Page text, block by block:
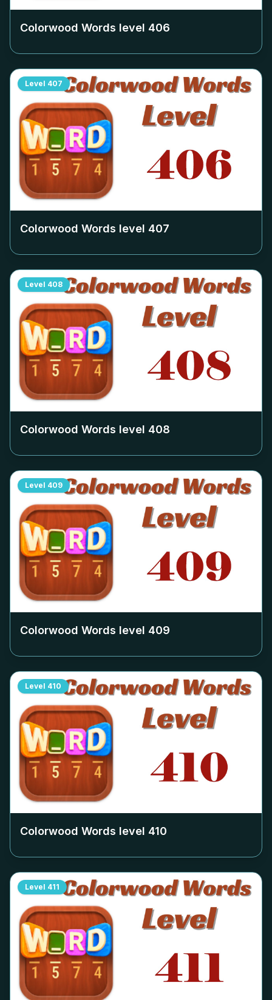
Colorwood Words level 406
Level 407
Colorwood Words level 407
Level 408
Colorwood Words level 408
Level 409
Colorwood Words level 409
Level 410
Colorwood Words level 410
Level 411